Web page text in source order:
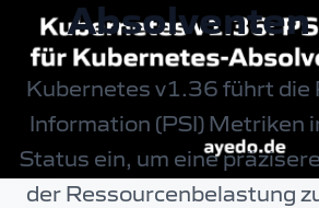
Absolventen
Kubernetes v1.36 führt die
Information (PSI) Metriken
Status ein, um eine
der Ressourcenbelastung